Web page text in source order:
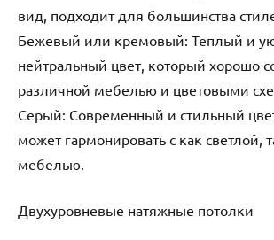
вид, подходит для большинства
Бежевый или кремовый: Теплый и
нейтральный цвет, который хорошо
различной мебелью и цветовыми
Серый: Современный и стильный
может гармонировать с как светлой,
мебелью.
Двухуровневые натяжные потолки